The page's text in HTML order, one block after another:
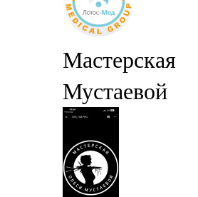
Мастерская
Мустаевой